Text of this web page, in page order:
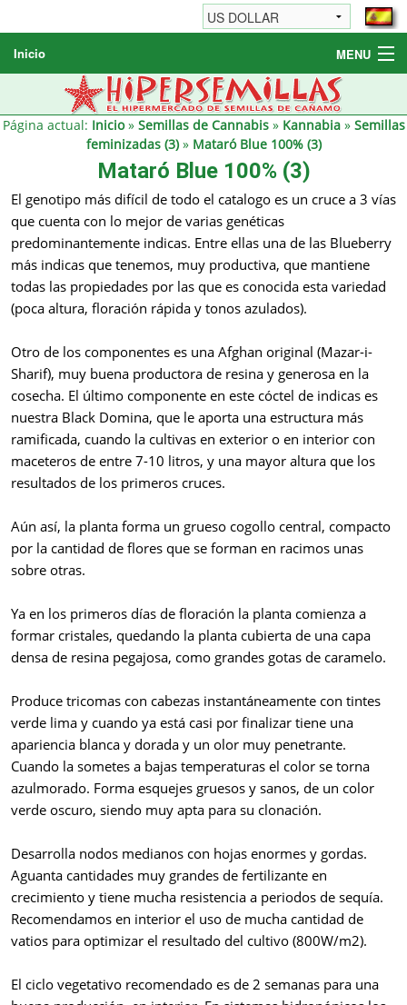
Inicio MENU
Semillas de cannabis
Otros productos
Revendedores
Página actual: Inicio» Semillas de Cannabis» Kannabia» Semillas
feminizadas (3)» Mataró Blue 100% (3)
Mataró Blue 100% (3)
El genotipo más difícil de todo el catalogo es un cruce a 3 vías
que cuenta con lo mejor de varias genéticas
predominantemente indicas. Entre ellas una de las Blueberry
más indicas que tenemos, muy productiva, que mantiene
todas las propiedades por las que es conocida esta variedad
(poca altura, floración rápida y tonos azulados).
Otro de los componentes es una Afghan original (Mazar-i-
Sharif), muy buena productora de resina y generosa en la
cosecha. El último componente en este cóctel de indicas es
nuestra Black Domina, que le aporta una estructura más
ramificada, cuando la cultivas en exterior o en interior con
maceteros de entre 7-10 litros, y una mayor altura que los
resultados de los primeros cruces.
Aún así, la planta forma un grueso cogollo central, compacto
por la cantidad de flores que se forman en racimos unas
sobre otras.
Ya en los primeros días de floración la planta comienza a
formar cristales, quedando la planta cubierta de una capa
densa de resina pegajosa, como grandes gotas de caramelo.
Produce tricomas con cabezas instantáneamente con tintes
verde lima y cuando ya está casi por finalizar tiene una
apariencia blanca y dorada y un olor muy penetrante.
Cuando la sometes a bajas temperaturas el color se torna
azulmorado. Forma esquejes gruesos y sanos, de un color
verde oscuro, siendo muy apta para su clonación.
Desarrolla nodos medianos con hojas enormes y gordas.
Aguanta cantidades muy grandes de fertilizante en
crecimiento y tiene mucha resistencia a periodos de sequía.
Recomendamos en interior el uso de mucha cantidad de
vatios para optimizar el resultado del cultivo (800W/m2).
El ciclo vegetativo recomendado es de 2 semanas para una